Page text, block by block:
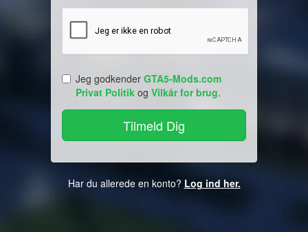
Jeg godkender GTA5-Mods.com
Privat Politik og Vilkår for brug.
Har du allerede en konto? Log ind her.